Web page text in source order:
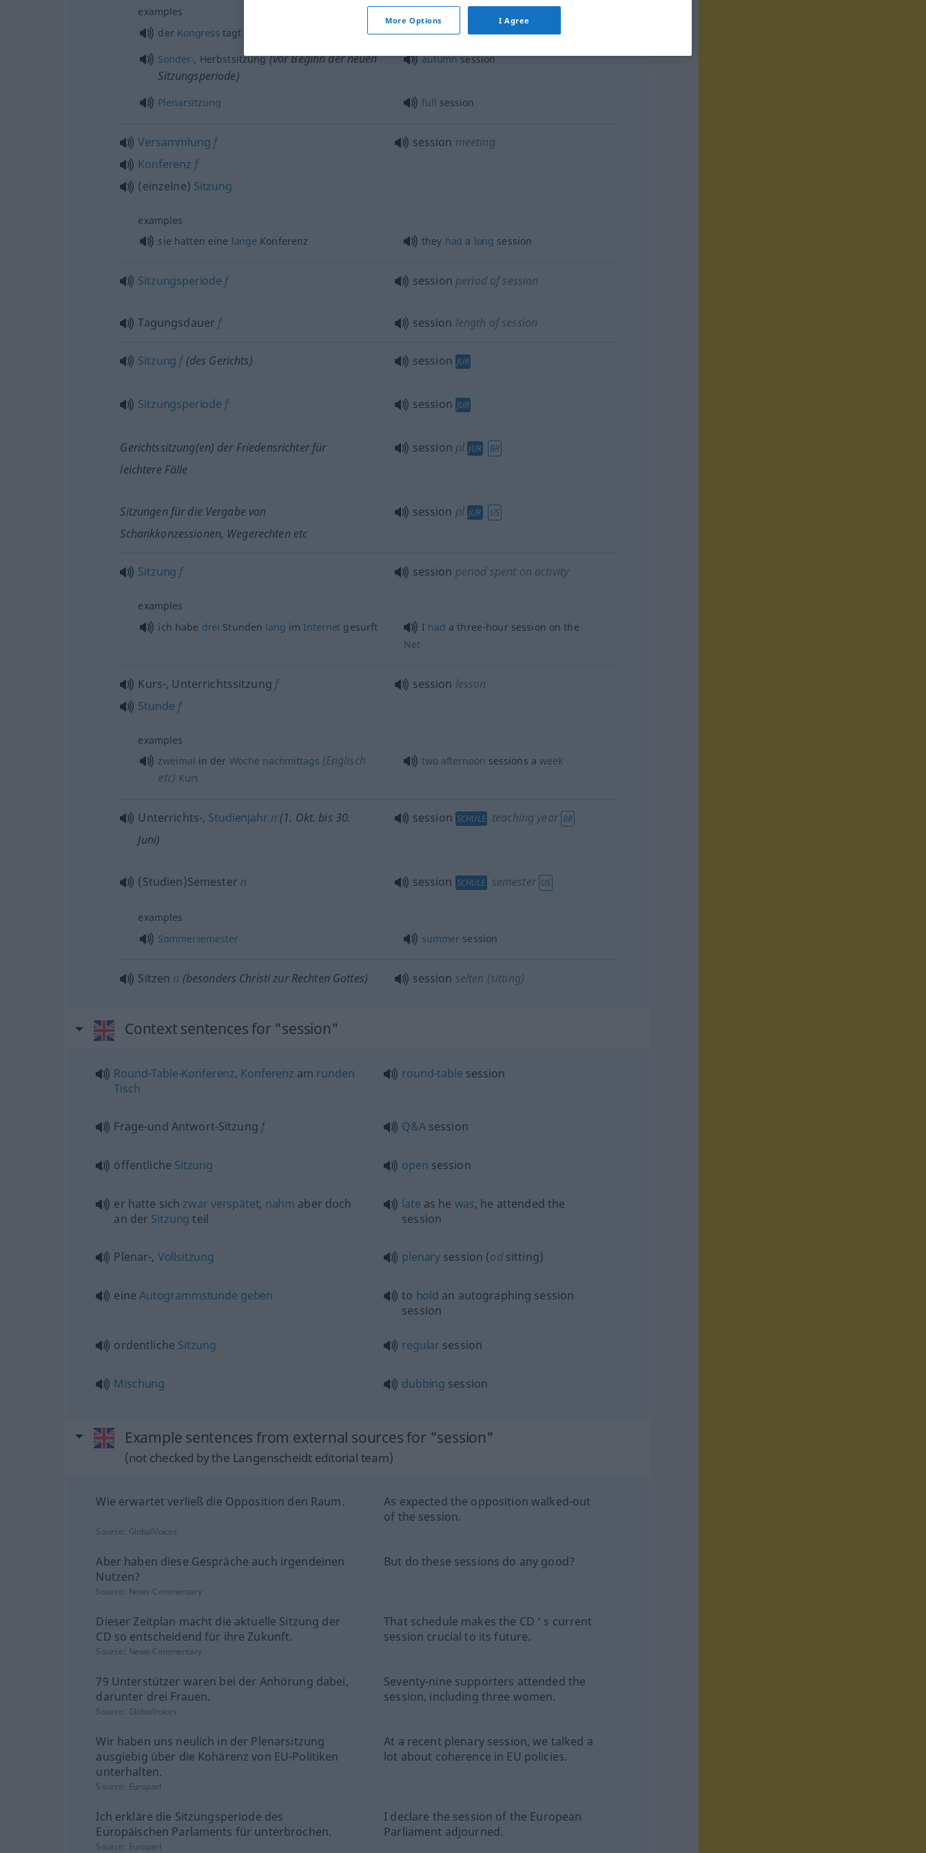
examples
der Kongress tagt
Congress is in session
Sonder-, Herbstsitzung(vor Beginn der neuen
Sitzungsperiode)
autumnsession
Plenarsitzung full session
Versammlung f
Konferenz f
(einzelne) Sitzung
session meeting
examples
sie hatten eine lange Konferenz they had a long session
Sitzungsperiode f session period of session
Tagungsdauer f session length of session
Sitzung f(des Gerichts) session JUR
Sitzungsperiode f session JUR
Gerichtssitzung(en) der Friedensrichter für
leichtere Fälle
session pl JUR BR
Sitzungen für die Vergabe von
Schankkonzessionen, Wegerechten etc
session pl JUR US
Sitzung f session period spent on activity
examples
ich habe drei Stunden lang im Internet gesurft I had a three-hour session on the
Net
Kurs-, Unterrichtssitzung f
Stunde f
session lesson
examples
zweimal in der Woche nachmittags (Englisch
etc) Kurs
two afternoon sessions aweek
Unterrichts-, Studienjahr n (1. Okt. bis 30.
Juni)
session SCHULE teaching year BR
(Studien)Semester n session SCHULE semester US
examples
Sommersemester
summer session
Sitzen n (besonders Christi zur Rechten Gottes) session selten (sitting)
Context sentences for "session"
Round-Table-Konferenz, Konferenz am runden
Tisch
round-table session
Frage-und Antwort-Sitzung f Q&Asession
öffentliche Sitzung open session
er hatte sich zwar verspätet, nahm aber doch
an der Sitzung teil
late as he was, he attended the
session
Plenar-, Vollsitzung plenary session (odsitting)
eineAutogrammstunde geben to hold an autographing session
session
ordentliche Sitzung regular session
Mischung dubbing session
Example sentences from external sources for "session"
(not checked by the Langenscheidt editorial team)
Wie erwartet verließ die Opposition den Raum.
As expected the opposition walked-out
of the session.
Source: GlobalVoices
Aber haben diese Gespräche auch irgendeinen
Nutzen?
But do these sessions do any good?
Source: News-Commentary
Dieser Zeitplan macht die aktuelle Sitzung der
CD so entscheidend für ihre Zukunft.
That schedule makes the CD ’ s current
session crucial to its future.
Source: News-Commentary
79 Unterstützer waren bei der Anhörung dabei,
darunter drei Frauen.
Seventy-nine supporters attended the
session, including three women.
Source: GlobalVoices
Wir haben uns neulich in der Plenarsitzung
ausgiebig über die Kohärenz von EU-Politiken
unterhalten.
At a recent plenary session, we talked a
lot about coherence in EU policies.
Source: Europarl
Ich erkläre die Sitzungsperiode des
Europäischen Parlaments für unterbrochen.
I declare the session of the European
Parliament adjourned.
Source: Europarl
More Options I Agree